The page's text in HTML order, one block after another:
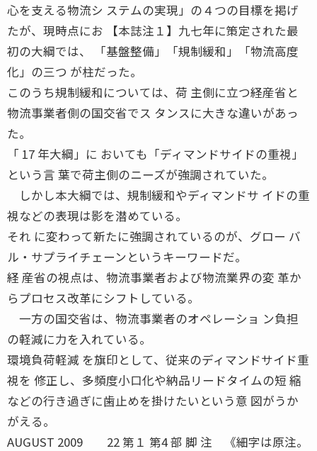
心を支える物流シ ステムの実現」の４つの目標を掲げ
たが、現時点にお 【本誌注１】九七年に策定された最
初の大綱では、 「基盤整備」「規制緩和」「物流高度
化」の三つ が柱だった。
このうち規制緩和については、荷 主側に立つ経産省と
物流事業者側の国交省でス タンスに大きな違いがあっ
た。
「 17 年大綱」に おいても「ディマンドサイドの重視」
という言 葉で荷主側のニーズが強調されていた。
しかし本大綱では、規制緩和やディマンドサ イドの重
視などの表現は影を潜めている。
それ に変わって新たに強調されているのが、グロー バ
ル・サプライチェーンというキーワードだ。
経 産省の視点は、物流事業者および物流業界の変 革か
らプロセス改革にシフトしている。
一方の国交省は、物流事業者のオペレーショ ン負担
の軽減に力を入れている。
環境負荷軽減 を旗印として、従来のディマンドサイド重
視を 修正し、多頻度小口化や納品リードタイムの短 縮
などの行き過ぎに歯止めを掛けたいという意 図がうか
がえる。
AUGUST 2009 22 第１ 第4 部 脚 注 《細字は原注。